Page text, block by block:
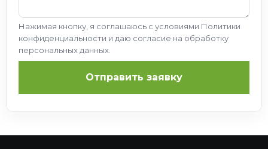
Нажимая кнопку, я соглашаюсь с условиями Политики
конфиденциальности и даю согласие на обработку
персональных данных.
Отправить заявку